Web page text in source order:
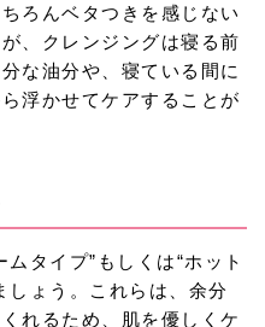
ろんベタつきを感じない
、クレンジングは寝る前
な油分や、寝ている間に
浮かせてケアすることが
タイプ”もしくは“ホット
しょう。これらは、余分
れるため、肌を優しくケ